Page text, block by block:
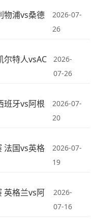
物浦vs桑德
2026-07-
26
尔特人vsAC
2026-
07-26
班牙vs阿根
2026-07-
20
法国vs英格
2026-07-
19
英格兰vs阿
2026-
07-16